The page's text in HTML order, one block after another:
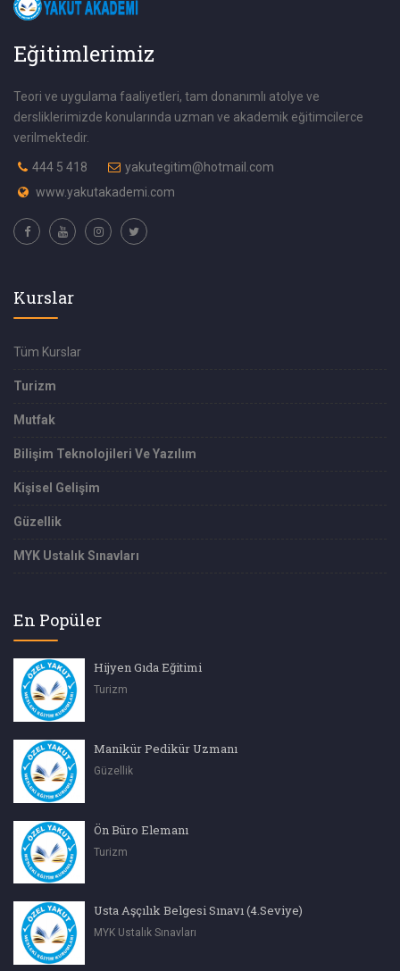
Eğitimlerimiz
Teori ve uygulama faaliyetleri, tam donanımlı atolye ve
dersliklerimizde konularında uzman ve akademik eğitimcilerce
verilmektedir.
444 5 418
yakutegitim@hotmail.com
www.yakutakademi.com
Kurslar
Tüm Kurslar
Turizm
Mutfak
Bilişim Teknolojileri Ve Yazılım
Kişisel Gelişim
Güzellik
MYK Ustalık Sınavları
En Popüler
Hijyen Gıda Eğitimi
Turizm
Manikür Pedikür Uzmanı
Güzellik
Ön Büro Elemanı
Turizm
Usta Aşçılık Belgesi Sınavı (4.Seviye)
MYK Ustalık Sınavları